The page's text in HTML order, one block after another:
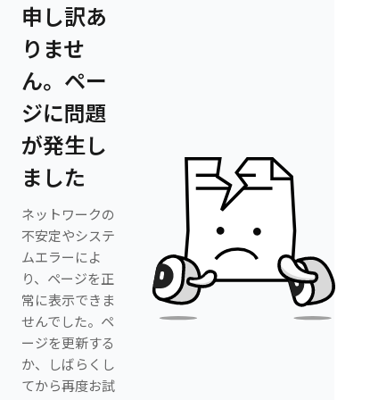
申し訳あ
りませ
ん。ペー
ジに問題
が発生し
ました
ネットワークの
不安定やシステ
ムエラーによ
り、ページを正
常に表示できま
せんでした。ペ
ージを更新する
か、しばらくし
てから再度お試